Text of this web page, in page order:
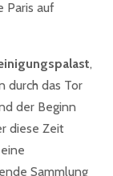
Paris auf
,
durch das Tor
der Beginn
diese Zeit
Sammlung